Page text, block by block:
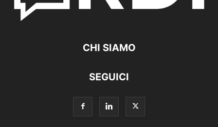
CHI SIAMO
SEGUICI